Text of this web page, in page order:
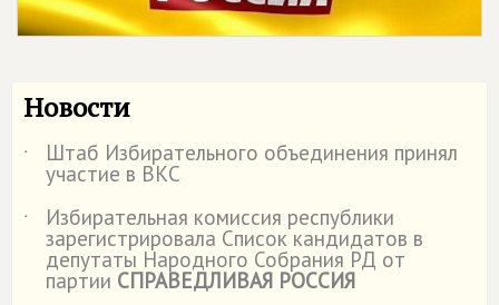
Новости
˙ Штаб Избирательного объединения принял
участие в ВКС
˙
Избирательная комиссия республики
зарегистрировала Список кандидатов в
депутаты Народного Собрания РД от
партии СПРАВЕДЛИВАЯ РОССИЯ